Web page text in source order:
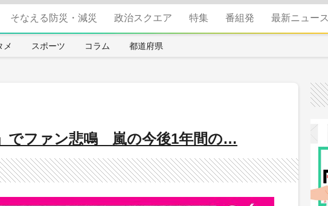
そなえる防災・減災 政治スクエア 特集 番組発 最新ニュース
メ スポーツ コラム 都道府県
でファン悲鳴 嵐の今後1年間の…